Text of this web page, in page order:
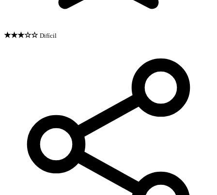
★★★☆☆ Difícil